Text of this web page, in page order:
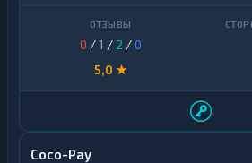
0 /1 / 2 /0
5,0 ★
Coco-Pay